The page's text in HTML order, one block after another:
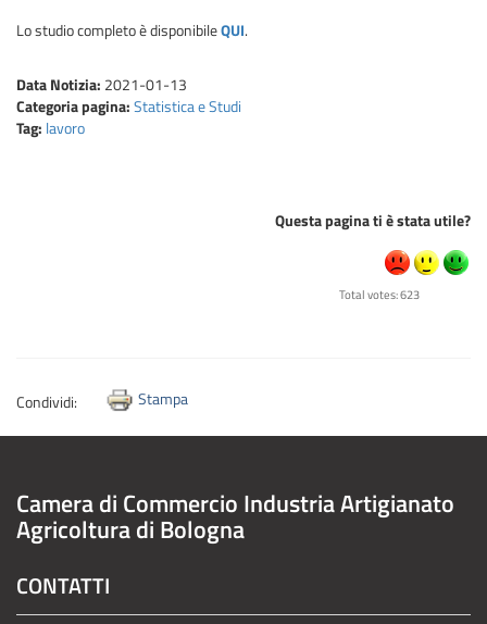
Lo studio completo è disponibileQUI.
Data Notizia: 2021-01-13
Categoria pagina:Statistica e Studi
Tag: lavoro
Questa pagina ti è stata utile?
Total votes: 623
Condividi: Stampa
Camera di Commercio Industria Artigianato
Agricoltura di Bologna
CONTATTI